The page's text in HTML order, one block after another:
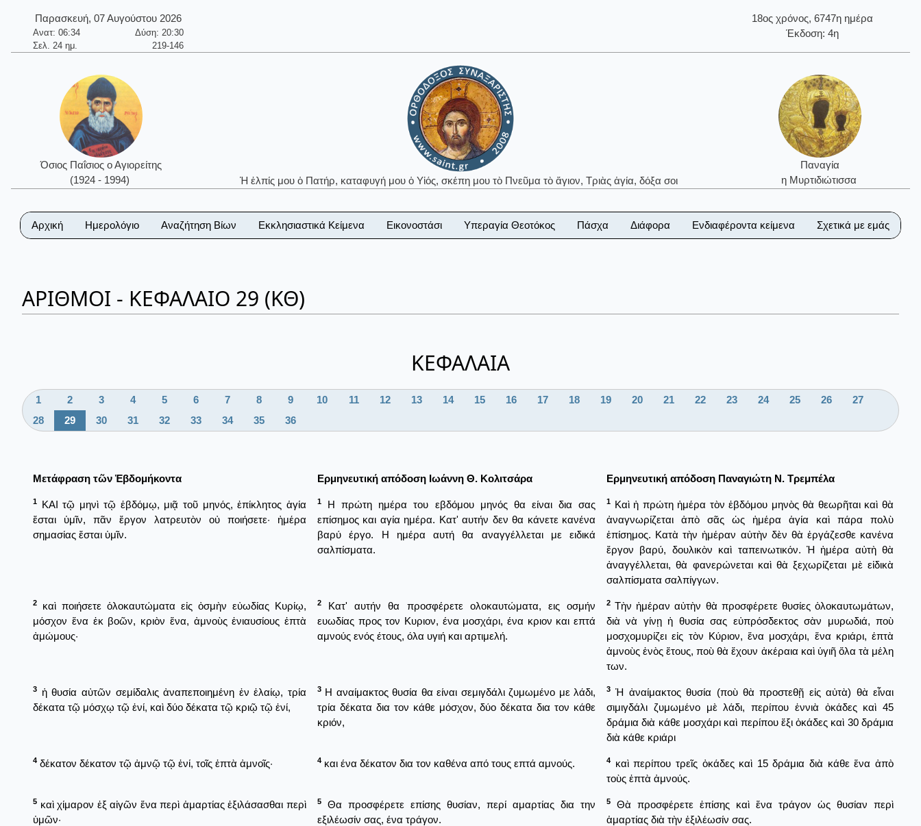
Παρασκευή, 07 Αυγούστου 2026
Ανατ: 06:34
Δύση: 20:30
Σελ. 24 ημ.
219-146
18ος χρόνος, 6747η ημέρα
Έκδοση: 4η
Όσιος Παΐσιος ο Αγιορείτης
(1924 - 1994)
Ἡ ἐλπίς μου ὁ Πατήρ, καταφυγή μου ὁ Υἱός, σκέπη μου τὸ Πνεῦμα τὸ ἅγιον, Τριὰς ἁγία, δόξα σοι
Παναγία
η Μυρτιδιώτισσα
Αρχική Ημερολόγιο Αναζήτηση Βίων Εκκλησιαστικά Κείμενα Εικονοστάσι Υπεραγία Θεοτόκος Πάσχα Διάφορα Ενδιαφέροντα κείμενα Σχετικά με εμάς
ΑΡΙΘΜΟΙ - ΚΕΦΑΛΑΙΟ 29 (ΚΘ)
ΚΕΦΑΛΑΙΑ
1 2 3 4 5 6 7 8 9 10 11 12 13 14 15 16 17 18 19 20 21 22 23 24 25 26
27
28
29 30 31 32 33 34 35 36
Μετάφραση τῶν Ἑβδομήκοντα Ερμηνευτική απόδοση Ιωάννη Θ. Κολιτσάρα Ερμηνευτική απόδοση Παναγιώτη Ν. Τρεμπέλα
1
ΚΑΙ τῷ μηνὶ τῷ ἑβδόμῳ, μιᾷ τοῦ μηνός, ἐπίκλητος ἁγία
ἔσται ὑμῖν, πᾶν ἔργον λατρευτὸν οὐ ποιήσετε· ἡμέρα
σημασίας ἔσται ὑμῖν.
1
Η πρώτη ημέρα του εβδόμου μηνός θα είναι δια σας
επίσημος και αγία ημέρα. Κατ' αυτήν δεν θα κάνετε κανένα
βαρύ έργο. Η ημέρα αυτή θα αναγγέλλεται με ειδικά
σαλπίσματα.
1 Καὶ ἡ πρώτη ἡμέρα τὸν ἑβδόμου μηνὸς θὰ θεωρῆται καὶ θὰ
ἀναγνωρίζεται ἀπὸ σᾶς ὡς ἡμέρα ἁγία καὶ πάρα πολὺ
ἐπίσημος. Κατὰ τὴν ἡμέραν αὐτὴν δὲν θὰ ἐργάζεσθε κανένα
ἔργον βαρύ, δουλικὸν καὶ ταπεινωτικόν. Ἡ ἡμέρα αὐτὴ θὰ
ἀναγγέλλεται, θὰ φανερώνεται καὶ θὰ ξεχωρίζεται μὲ εἰδικὰ
σαλπίσματα σαλπίγγων.
2
καὶ ποιήσετε ὁλοκαυτώματα εἰς ὀσμὴν εὐωδίας Κυρίῳ,
μόσχον ἕνα ἐκ βοῶν, κριὸν ἕνα, ἀμνοὺς ἐνιαυσίους ἑπτὰ
ἀμώμους·
2
Κατ' αυτήν θα προσφέρετε ολοκαυτώματα, εις οσμήν
ευωδίας προς τον Κυριον, ένα μοσχάρι, ένα κριον και επτά
αμνούς ενός έτους, όλα υγιή και αρτιμελή.
2 Τὴν ἡμέραν αὐτὴν θὰ προσφέρετε θυσίες ὁλοκαυτωμάτων,
διὰ νὰ γίνῃ ἡ θυσία σας εὐπρόσδεκτος σὰν μυρωδιά, ποὺ
μοσχομυρίζει εἰς τὸν Κύριον, ἕνα μοσχάρι, ἕνα κριάρι, ἑπτὰ
ἀμνοὺς ἐνὸς ἔτους, ποὺ θὰ ἔχουν ἀκέραια καὶ ὑγιῆ ὅλα τὰ μέλη
των.
3 ἡ θυσία αὐτῶν σεμίδαλις ἀναπεποιημένη ἐν ἐλαίῳ, τρία
δέκατα τῷ μόσχῳ τῷ ἑνί, καὶ δύο δέκατα τῷ κριῷ τῷ ἑνί,
3 Η αναίμακτος θυσία θα είναι σεμιγδάλι ζυμωμένο με λάδι,
τρία δέκατα δια τον κάθε μόσχον, δύο δέκατα δια τον κάθε
κριόν,
3 Ἡ ἀναίμακτος θυσία (ποὺ θὰ προστεθῇ εἰς αὐτὰ) θὰ εἶναι
σιμιγδάλι ζυμωμένο μὲ λάδι, περίπου ἐννιὰ ὀκάδες καὶ 45
δράμια διὰ κάθε μοσχάρι καὶ περίπου ἕξι ὀκάδες καὶ 30 δράμια
διὰ κάθε κριάρι
4 δέκατον δέκατον τῷ ἀμνῷ τῷ ἑνί, τοῖς ἑπτὰ ἀμνοῖς· 4 και ένα δέκατον δια τον καθένα από τους επτά αμνούς. 4
καὶ περίπου τρεῖς ὀκάδες καὶ 15 δράμια διὰ κάθε ἕνα ἀπὸ
τοὺς ἑπτὰ ἀμνούς.
5 καὶ χίμαρον ἐξ αἰγῶν ἕνα περὶ ἁμαρτίας ἐξιλάσασθαι περὶ
ὑμῶν·
5
Θα προσφέρετε επίσης θυσίαν, περί αμαρτίας δια την
εξιλέωσίν σας, ένα τράγον.
5
Θὰ προσφέρετε ἐπίσης καὶ ἕνα τράγον ὡς θυσίαν περὶ
ἁμαρτίας διὰ τὴν ἐξιλέωσίν σας.